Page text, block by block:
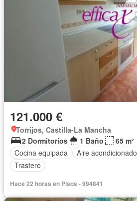
121.000 €
Torrijos, Castilla-La Mancha
2 Dormitorios
1 Baño
65 m²
Cocina equipada
Aire acondicionado
Trastero
Hace 22 horas en Pisos - 994841